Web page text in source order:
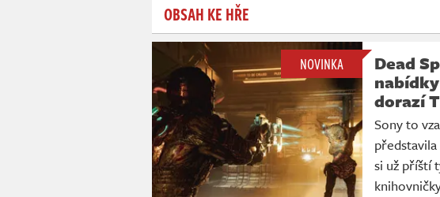
OBSAH KE HŘE
NOVINKA
Dead
dorazí
Sony to
si už příští